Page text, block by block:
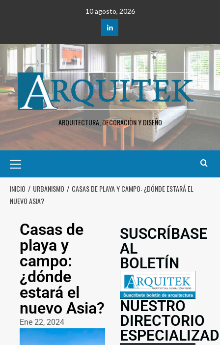
10 agosto, 2026
ARQUITECTURA, DECORACIÒN Y DISEÑO
INICIO URBANISMO
CASAS DE PLAYA Y CAMPO: ¿DÓNDE ESTARÁ EL
NUEVO ASIA?
Casas de
playa y
campo:
¿dónde
estará el
nuevo Asia?
Ene 22, 2024
SUSCRÍBASE
AL
BOLETÍN
NUESTRO
DIRECTORIO